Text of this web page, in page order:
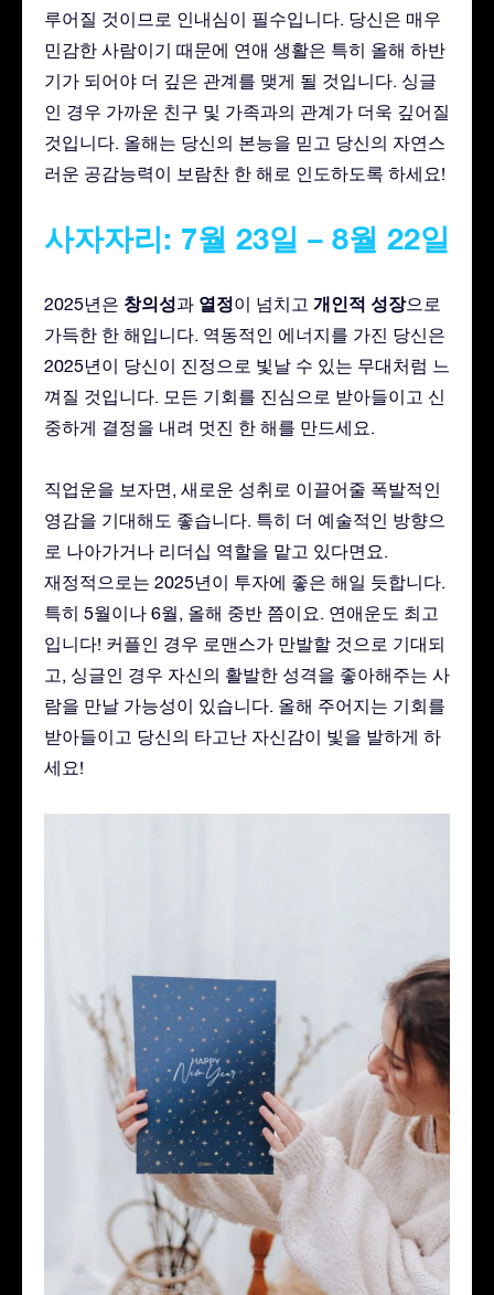
루어질 것이므로 인내심이 필수입니다. 당신은 매우
민감한 사람이기 때문에 연애 생활은 특히 올해 하반
기가 되어야 더 깊은 관계를 맺게 될 것입니다. 싱글
인 경우 가까운 친구 및 가족과의 관계가 더욱 깊어질
것입니다. 올해는 당신의 본능을 믿고 당신의 자연스
러운 공감능력이 보람찬 한 해로 인도하도록 하세요!
사자자리: 7월 23일 – 8월 22일
2025년은 창의성과 열정이 넘치고 개인적 성장으로
가득한 한 해입니다. 역동적인 에너지를 가진 당신은
2025년이 당신이 진정으로 빛날 수 있는 무대처럼 느
껴질 것입니다. 모든 기회를 진심으로 받아들이고 신
중하게 결정을 내려 멋진 한 해를 만드세요.
직업운을 보자면, 새로운 성취로 이끌어줄 폭발적인
영감을 기대해도 좋습니다. 특히 더 예술적인 방향으
로 나아가거나 리더십 역할을 맡고 있다면요.
재정적으로는 2025년이 투자에 좋은 해일 듯합니다.
특히 5월이나 6월, 올해 중반 쯤이요. 연애운도 최고
입니다! 커플인 경우 로맨스가 만발할 것으로 기대되
고, 싱글인 경우 자신의 활발한 성격을 좋아해주는 사
람을 만날 가능성이 있습니다. 올해 주어지는 기회를
받아들이고 당신의 타고난 자신감이 빛을 발하게 하
세요!